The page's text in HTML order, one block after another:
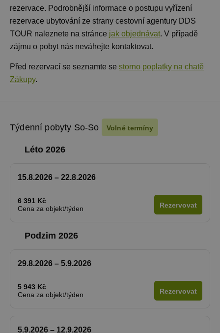
rezervace. Podrobnější informace o postupu vyřízení
rezervace ubytování ze strany cestovní agentury DDS
TOUR naleznete na stránce jak objednávat. V případě
zájmu o pobyt nás neváhejte kontaktovat.
Před rezervací se seznamte se storno poplatky na chatě
Zákupy.
Týdenní pobyty So-So Volné termíny
Léto 2026
15.8.2026 – 22.8.2026
6 391 Kč
Cena za objekt/týden
Rezervovat
Podzim 2026
29.8.2026 – 5.9.2026
5 943 Kč
Cena za objekt/týden
Rezervovat
5.9.2026 – 12.9.2026